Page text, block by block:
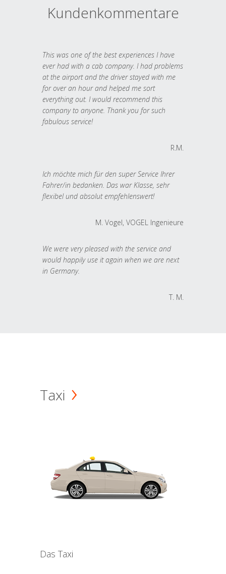
Kundenkommentare
This was one of the best experiences I have
ever had with a cab company. I had problems
at the airport and the driver stayed with me
for over an hour and helped me sort
everything out. I would recommend this
company to anyone. Thank you for such
fabulous service!
R.M.
Ich möchte mich für den super Service Ihrer
Fahrer/in bedanken. Das war Klasse, sehr
flexibel und absolut empfehlenswert!
M. Vogel, VOGEL Ingenieure
We were very pleased with the service and
would happily use it again when we are next
in Germany.
T. M.
Taxi
Das Taxi